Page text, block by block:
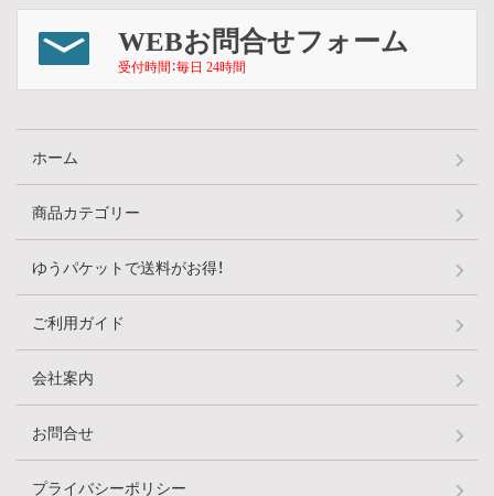
WEBお問合せフォーム
受付時間：毎日 24時間
ホーム
商品カテゴリー
ゆうパケットで送料がお得！
ご利用ガイド
会社案内
お問合せ
プライバシーポリシー